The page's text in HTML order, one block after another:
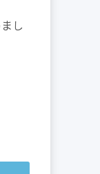
し